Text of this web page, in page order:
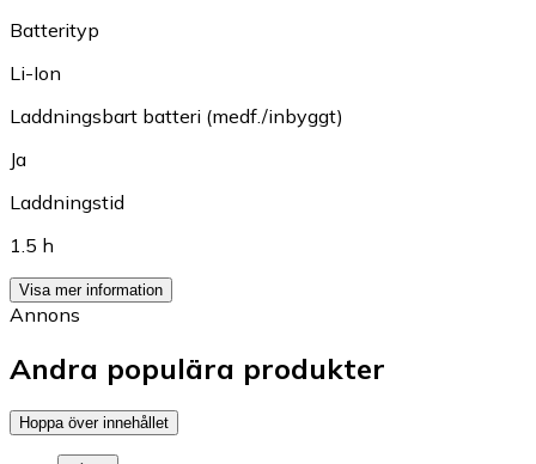
Batterityp
Li-Ion
Laddningsbart batteri (medf./inbyggt)
Ja
Laddningstid
1.5 h
Visa mer information
Annons
Andra populära produkter
Hoppa över innehållet